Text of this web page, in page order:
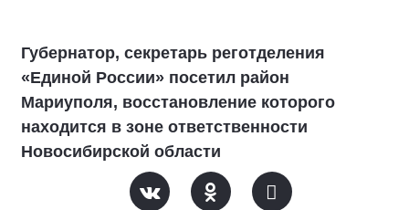
Губернатор, секретарь реготделения
«Единой России» посетил район
Мариуполя, восстановление которого
находится в зоне ответственности
Новосибирской области